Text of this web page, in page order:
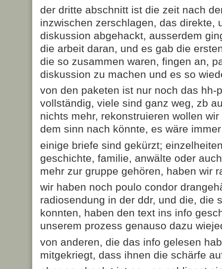
der dritte abschnitt ist die zeit nach
inzwischen zerschlagen, das direkte,
diskussion abgehackt, ausserdem
die arbeit daran, und es gab die
die so zusammen waren, fingen an,
diskussion zu machen und es so
von den paketen ist nur noch das hh-
vollständig, viele sind ganz weg, zb
nichts mehr, rekonstruieren wollen
dem sinn nach könnte, es wäre
einige briefe sind gekürzt;
geschichte, familie, anwälte oder
mehr zur gruppe gehören, haben wir
wir haben noch poulo condor
radiosendung in der ddr, und die, die
konnten, haben den text ins info
unserem prozess genauso dazu
von anderen, die das info gelesen
mitgekriegt, dass ihnen die schärfe